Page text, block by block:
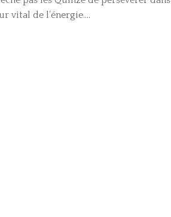
vital de l’énergie....